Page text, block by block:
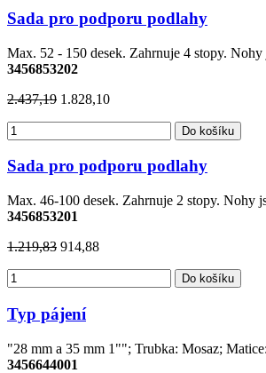
Sada pro podporu podlahy
Max. 52 - 150 desek. Zahrnuje 4 stopy.
3456853202
2.437,19 1.828,10
Do košíku
Sada pro podporu podlahy
Max. 46-100 desek. Zahrnuje 2 stopy. Nohy
3456853201
1.219,83 914,88
Do košíku
Typ pájení
"28 mm a 35 mm 1""; Trubka: Mosaz;
3456644001